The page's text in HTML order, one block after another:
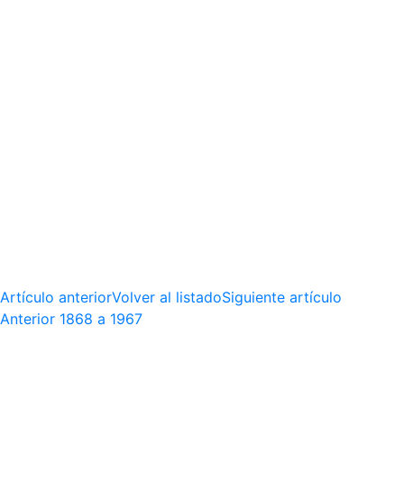
Artículo anteriorVolver al listadoSiguiente artículo
Anterior 1868 a 1967